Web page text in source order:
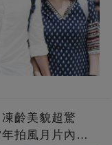
齡美貌超驚
拍風月片內